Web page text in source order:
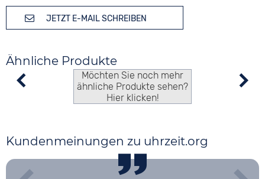
JETZT E-MAIL SCHREIBEN
Ähnliche Produkte
Möchten Sie noch mehr
ähnliche Produkte sehen?
Hier klicken!
Kundenmeinungen zu uhrzeit.org